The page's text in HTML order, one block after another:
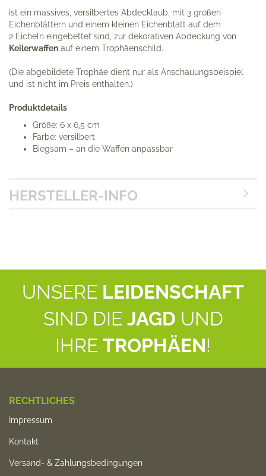
ist ein massives, versilbertes Abdecklaub, mit 3 großen
Eichenblättern und einem kleinen Eichenblatt auf dem
2 Eicheln eingebettet sind, zur dekorativen Abdeckung von
Keilerwaffen auf einem Trophäenschild.
(Die abgebildete Trophäe dient nur als Anschauungs­beispiel
und ist nicht im Preis enthalten.)
Produktdetails
Größe: 6 x 6,5 cm
Farbe: versilbert
Biegsam – an die Waffen anpassbar
HERSTELLER-INFO
UNSERE LEIDENSCHAFT
SIND DIE JAGD UND
IHRE TROPHÄEN!
RECHTLICHES
Impressum
Kontakt
Versand- & Zahlungsbedingungen